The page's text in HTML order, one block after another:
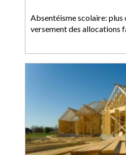
Absentéisme scolaire: plus
versement des allocations